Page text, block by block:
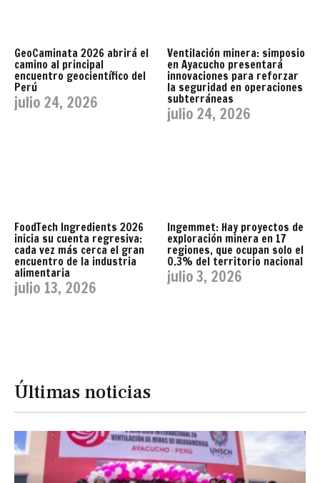
GeoCaminata 2026 abrirá el
camino al principal
encuentro geocientífico del
Perú
julio 24, 2026
Ventilación minera: simposio
en Ayacucho presentará
innovaciones para reforzar
la seguridad en operaciones
subterráneas
julio 24, 2026
FoodTech Ingredients 2026
inicia su cuenta regresiva:
cada vez más cerca el gran
encuentro de la industria
alimentaria
julio 13, 2026
Ingemmet: Hay proyectos de
exploración minera en 17
regiones, que ocupan solo el
0.3% del territorio nacional
julio 3, 2026
Últimas noticias